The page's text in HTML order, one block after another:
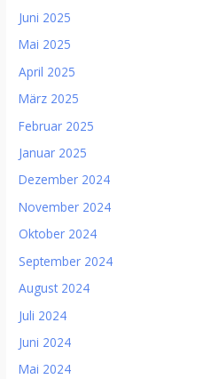
Juni 2025
Mai 2025
April 2025
März 2025
Februar 2025
Januar 2025
Dezember 2024
November 2024
Oktober 2024
September 2024
August 2024
Juli 2024
Juni 2024
Mai 2024